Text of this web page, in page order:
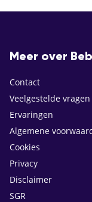
Meer over
Contact
Veelgestelde vragen
Ervaringen
Algemene
Cookies
Privacy
Disclaimer
SGR